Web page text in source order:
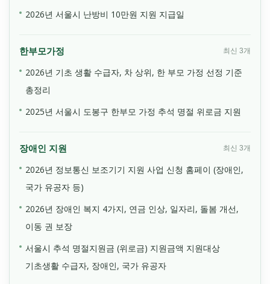
2026년 서울시 난방비 10만원 지원 지급일
한부모가정 최신 3개
2026년 기초 생활 수급자, 차 상위, 한 부모 가정 선정 기준
총정리
2025년 서울시 도봉구 한부모 가정 추석 명절 위로금 지원
장애인 지원 최신 3개
2026년 정보통신 보조기기 지원 사업 신청 홈페이 (장애인,
국가 유공자 등)
2026년 장애인 복지 4가지, 연금 인상, 일자리, 돌봄 개선,
이동 권 보장
서울시 추석 명절지원금 (위로금) 지원금액 지원대상
기초생활 수급자, 장애인, 국가 유공자